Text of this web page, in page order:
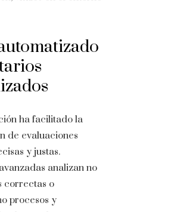
ha facilitado la
de evaluaciones
y justas.
analizan no
correctas o
procesos y